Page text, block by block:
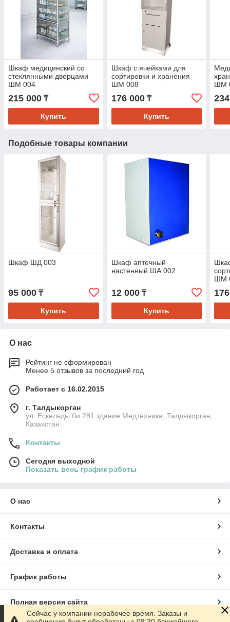
Шкаф медицинский со
стеклянными дверцами
ШМ 004
215 000 ₸
Купить
Шкаф с ячейками для
сортировки и хранения
ШМ 008
176 000₸
Купить
ШМ
Подобные товары компании
Шкаф ШД 003
95 000 ₸
Купить
Шкаф аптечный
настенный ША 002
12 000₸
Купить
ШМ
О нас
Рейтинг не сформирован
Менее 5 отзывов за последний год
Работает с 16.02.2015
г. Талдыкорган
ул. Ескельды би 281 здание Медтехника, Талдыкорган,
Казахстан
Контакты
Сегодня выходной
Показать весь график работы
О нас
Контакты
Доставка и оплата
График работы
Полная версия сайта
Сейчас у компании нерабочее время. Заказы и